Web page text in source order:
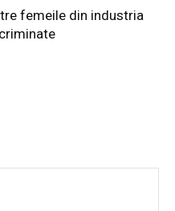
femeile din industria